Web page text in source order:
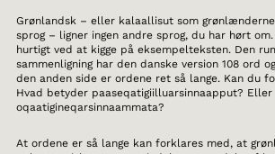
Grønlandsk – eller kalaallisut som
sprog – ligner ingen andre sprog, du har hørt
hurtigt ved at kigge på eksempelteksten. Den
sammenligning har den danske version 108 ord
den anden side er ordene ret så lange. Kan du
Hvad betyder paaseqatigiilluarsinnaapput? Eller
oqaatigineqarsinnaammata?
At ordene er så lange kan forklares med, at